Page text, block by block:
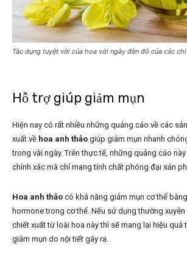
Tác dụng tuyệt vời của hoa với ngày đèn đỏ của các
Hỗ trợ giúp giảm mụn
Hiện nay có rất nhiều những quảng cáo về các
xuất về hoa anh thảo giúp giảm mụn nhanh
trong vài ngày. Trên thực tế, những quảng cáo
chính xác mà chỉ mang tính chất phóng đại sản
Hoa anh thảo có khả năng giảm mụn cơ thể
hormone trong cơ thể. Nếu sử dụng thường
chiết xuất từ loài hoa này thì sẽ mang lại hiệu quả
giảm mụn do nội tiết gây ra.